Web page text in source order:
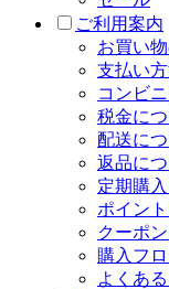
ご利用案内
お買い
支払い
コンビ
税金に
配送に
返品に
定期購
ポイン
クーポ
購入フ
よくあ